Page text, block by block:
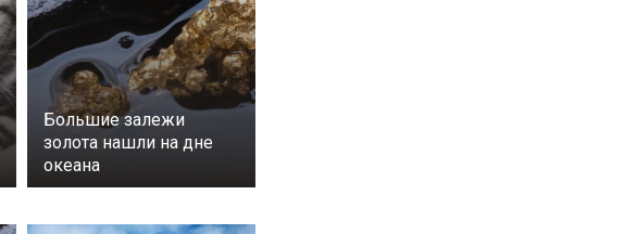
Большие залежи
золота нашли на дне
океана